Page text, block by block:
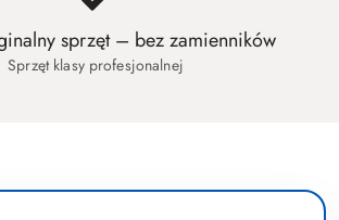
sprzęt – bez zamienników
Sprzęt klasy profesjonalnej